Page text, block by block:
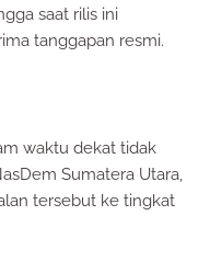
saat rilis ini
tanggapan resmi.
waktu dekat tidak
Sumatera Utara,
tersebut ke tingkat